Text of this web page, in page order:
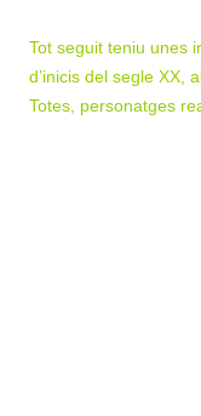
Tot seguit teniu unes
d’inicis del segle XX,
Totes, personatges